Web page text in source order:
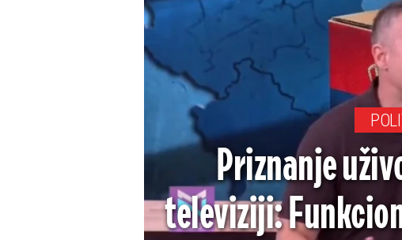
Priznanje
televiziji: